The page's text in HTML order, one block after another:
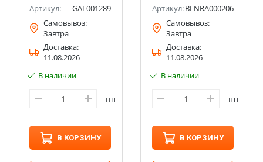
Артикул:
GAL001289
Самовывоз:
Завтра
Доставка:
11.08.2026
В наличии
шт
В КОРЗИНУ
Артикул:BLNRA000206
Самовывоз:
Завтра
Доставка:
11.08.2026
В наличии
шт
В КОРЗИНУ